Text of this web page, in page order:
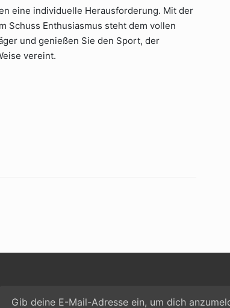
eine individuelle Herausforderung. Mit der
Schuss Enthusiasmus steht dem vollen
und genießen Sie den Sport, der
vereint.